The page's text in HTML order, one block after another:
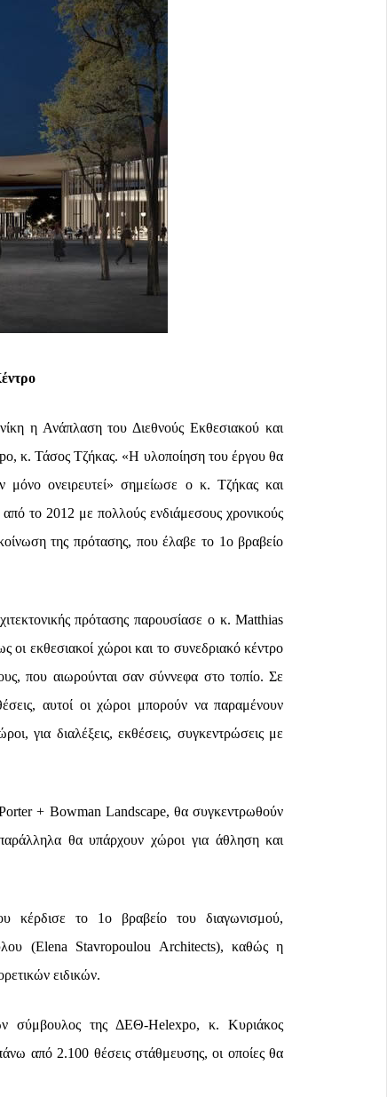
η Ανάπλαση του Διεθνούς Εκθεσιακού και
κ. Τάσος Τζήκας. «Η υλοποίηση του έργου θα
μόνο ονειρευτεί» σημείωσε ο κ. Τζήκας και
το 2012 με πολλούς ενδιάμεσους χρονικούς
της πρότασης, που έλαβε το 1ο βραβείο
πρότασης παρουσίασε ο κ. Μatthias
εκθεσιακοί χώροι και το συνεδριακό κέντρο
που αιωρούνται σαν σύννεφα στο τοπίο. Σε
αυτοί οι χώροι μπορούν να παραμένουν
για διαλέξεις, εκθέσεις, συγκεντρώσεις με
+ Bowman Landscape, θα συγκεντρωθούν
θα υπάρχουν χώροι για άθληση και
κέρδισε το 1ο βραβείο του διαγωνισμού,
(Elena Stavropoulou Architects), καθώς η
ειδικών.
σύμβουλος της ΔΕΘ-Helexpo, κ. Κυριάκος
από 2.100 θέσεις στάθμευσης, οι οποίες θα